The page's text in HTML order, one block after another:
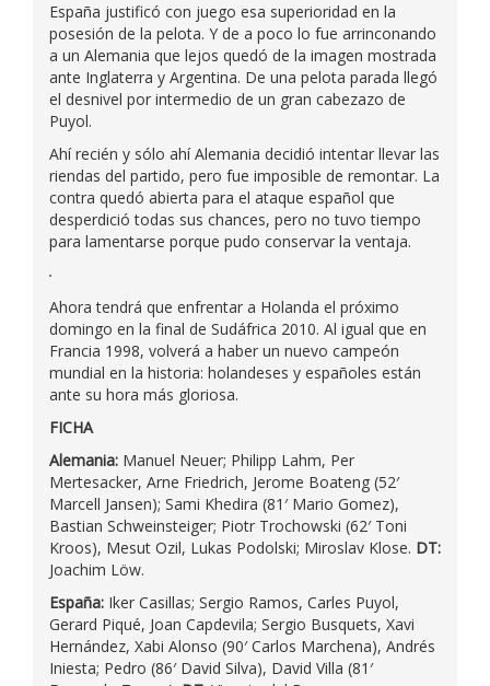
España justificó con juego esa superioridad en la
posesión de la pelota. Y de a poco lo fue arrinconando
a un Alemania que lejos quedó de la imagen mostrada
ante Inglaterra y Argentina. De una pelota parada llegó
el desnivel por intermedio de un gran cabezazo de
Puyol.
Ahí recién y sólo ahí Alemania decidió intentar llevar las
riendas del partido, pero fue imposible de remontar. La
contra quedó abierta para el ataque español que
desperdició todas sus chances, pero no tuvo tiempo
para lamentarse porque pudo conservar la ventaja.
Ahora tendrá que enfrentar a Holanda el próximo
domingo en la final de Sudáfrica 2010. Al igual que en
Francia 1998, volverá a haber un nuevo campeón
mundial en la historia: holandeses y españoles están
ante su hora más gloriosa.
FICHA
Alemania: Manuel Neuer; Philipp Lahm, Per
Mertesacker, Arne Friedrich, Jerome Boateng (52′
Marcell Jansen); Sami Khedira (81′ Mario Gomez),
Bastian Schweinsteiger; Piotr Trochowski (62′ Toni
Kroos), Mesut Ozil, Lukas Podolski; Miroslav Klose. DT:
Joachim Löw.
España: Iker Casillas; Sergio Ramos, Carles Puyol,
Gerard Piqué, Joan Capdevila; Sergio Busquets, Xavi
Hernández, Xabi Alonso (90′ Carlos Marchena), Andrés
Iniesta; Pedro (86′ David Silva), David Villa (81′